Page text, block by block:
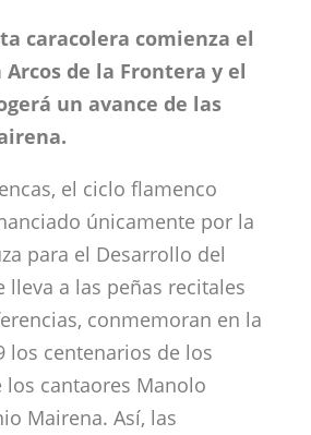
caracolera comienza el
Arcos de la Frontera y el
un avance de las
el ciclo flamenco
únicamente por la
para el Desarrollo del
lleva a las peñas recitales
conmemoran en la
los centenarios de los
cantaores Manolo
Mairena. Así, las